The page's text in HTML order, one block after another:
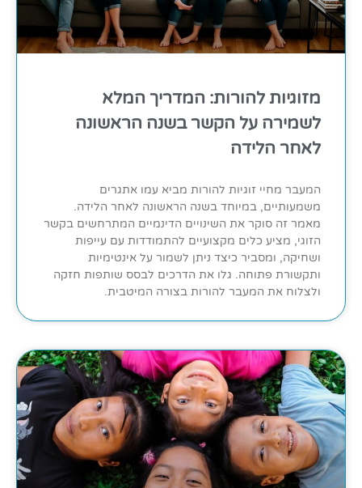
מזוגיות להורות: המדריך המלא
לשמירה על הקשר בשנה הראשונה
לאחר הלידה
המעבר מחיי זוגיות להורות מביא עמו אתגרים
משמעותיים, במיוחד בשנה הראשונה לאחר הלידה.
מאמר זה סוקר את השינויים הדינמיים המתרחשים בקשר
הזוגי, מציע כלים מקצועיים להתמודדות עם עייפות
ושחיקה, ומסביר כיצד ניתן לשמור על אינטימיות
ותקשורת פתוחה. גלו את הדרכים לבסס שותפות חזקה
ולצלוח את המעבר להורות בצורה המיטבית.